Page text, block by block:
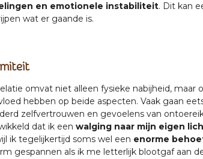
en emotionele instabiliteit. Dit kan
wat er gaande is.
omvat niet alleen fysieke nabijheid,
hebben op beide aspecten. Vaak gaan
zelfvertrouwen en gevoelens van
dat ik een walging naar mijn eigen
ik tegelijkertijd soms wel een enorme
gespannen als ik me letterlijk blootgaf aan